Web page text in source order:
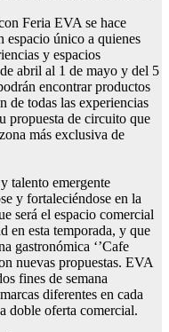
Feria EVA se hace
espacio único a quienes
y espacios
abril al 1 de mayo y del 5
encontrar productos
de todas las experiencias
propuesta de circuito que
más exclusiva de
talento emergente
y fortaleciéndose en la
será el espacio comercial
en esta temporada, y que
gastronómica ‘’Cafe
nuevas propuestas. EVA
fines de semana
diferentes en cada
doble oferta comercial.